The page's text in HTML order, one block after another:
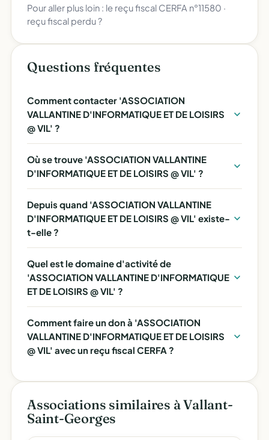
Pour aller plus loin : le reçu fiscal CERFA n°11580 ·
reçu fiscal perdu ?
Questions fréquentes
Comment contacter 'ASSOCIATION
VALLANTINE D'INFORMATIQUE ET DE LOISIRS
@ VIL' ?
Où se trouve 'ASSOCIATION VALLANTINE
D'INFORMATIQUE ET DE LOISIRS @ VIL' ?
Depuis quand 'ASSOCIATION VALLANTINE
D'INFORMATIQUE ET DE LOISIRS @ VIL' existe-
t-elle ?
Quel est le domaine d'activité de
'ASSOCIATION VALLANTINE D'INFORMATIQUE
ET DE LOISIRS @ VIL' ?
Comment faire un don à 'ASSOCIATION
VALLANTINE D'INFORMATIQUE ET DE LOISIRS
@ VIL' avec un reçu fiscal CERFA ?
Associations similaires à Vallant-
Saint-Georges